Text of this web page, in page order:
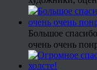
Большое
очень очень